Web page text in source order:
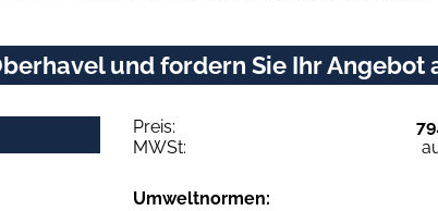
und fordern Sie Ihr Angebot
Preis:
MWSt:
Umweltnormen: